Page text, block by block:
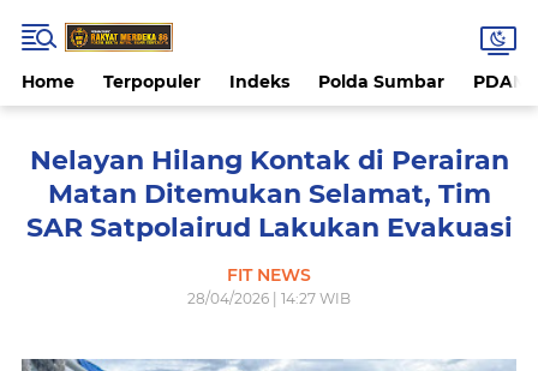
Home Terpopuler Indeks Polda Sumbar PDAM
Nelayan Hilang Kontak di Perairan
Matan Ditemukan Selamat, Tim
SAR Satpolairud Lakukan Evakuasi
FIT NEWS
28/04/2026 | 14:27 WIB